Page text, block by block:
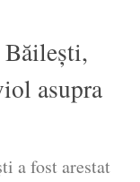
asupra
a fost arestat